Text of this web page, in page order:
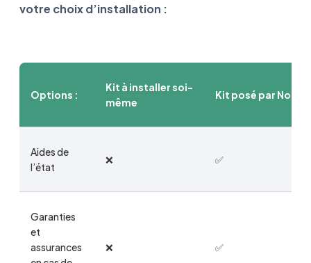
votre choix d’installation :
Options :
Kit à installer soi-
même
Kit posé par
Aides de
l’état
❌ ✅
Garanties
et
assurances
❌ ✅